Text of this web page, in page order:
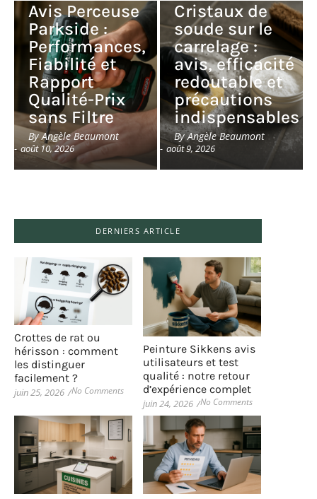
Avis Perceuse
Parkside :
Performances,
Fiabilité et
Rapport
Qualité-Prix
sans Filtre
By Angèle Beaumont
- août 10, 2026
Cristaux de
soude sur le
carrelage :
avis, efficacité
redoutable et
précautions
indispensables
By Angèle Beaumont
- août 9, 2026
DERNIERS ARTICLE
Crottes de rat ou
hérisson : comment
les distinguer
facilement ?
juin 25, 2026 /No Comments
Peinture Sikkens avis
utilisateurs et test
qualité : notre retour
d’expérience complet
juin 24, 2026 /No Comments